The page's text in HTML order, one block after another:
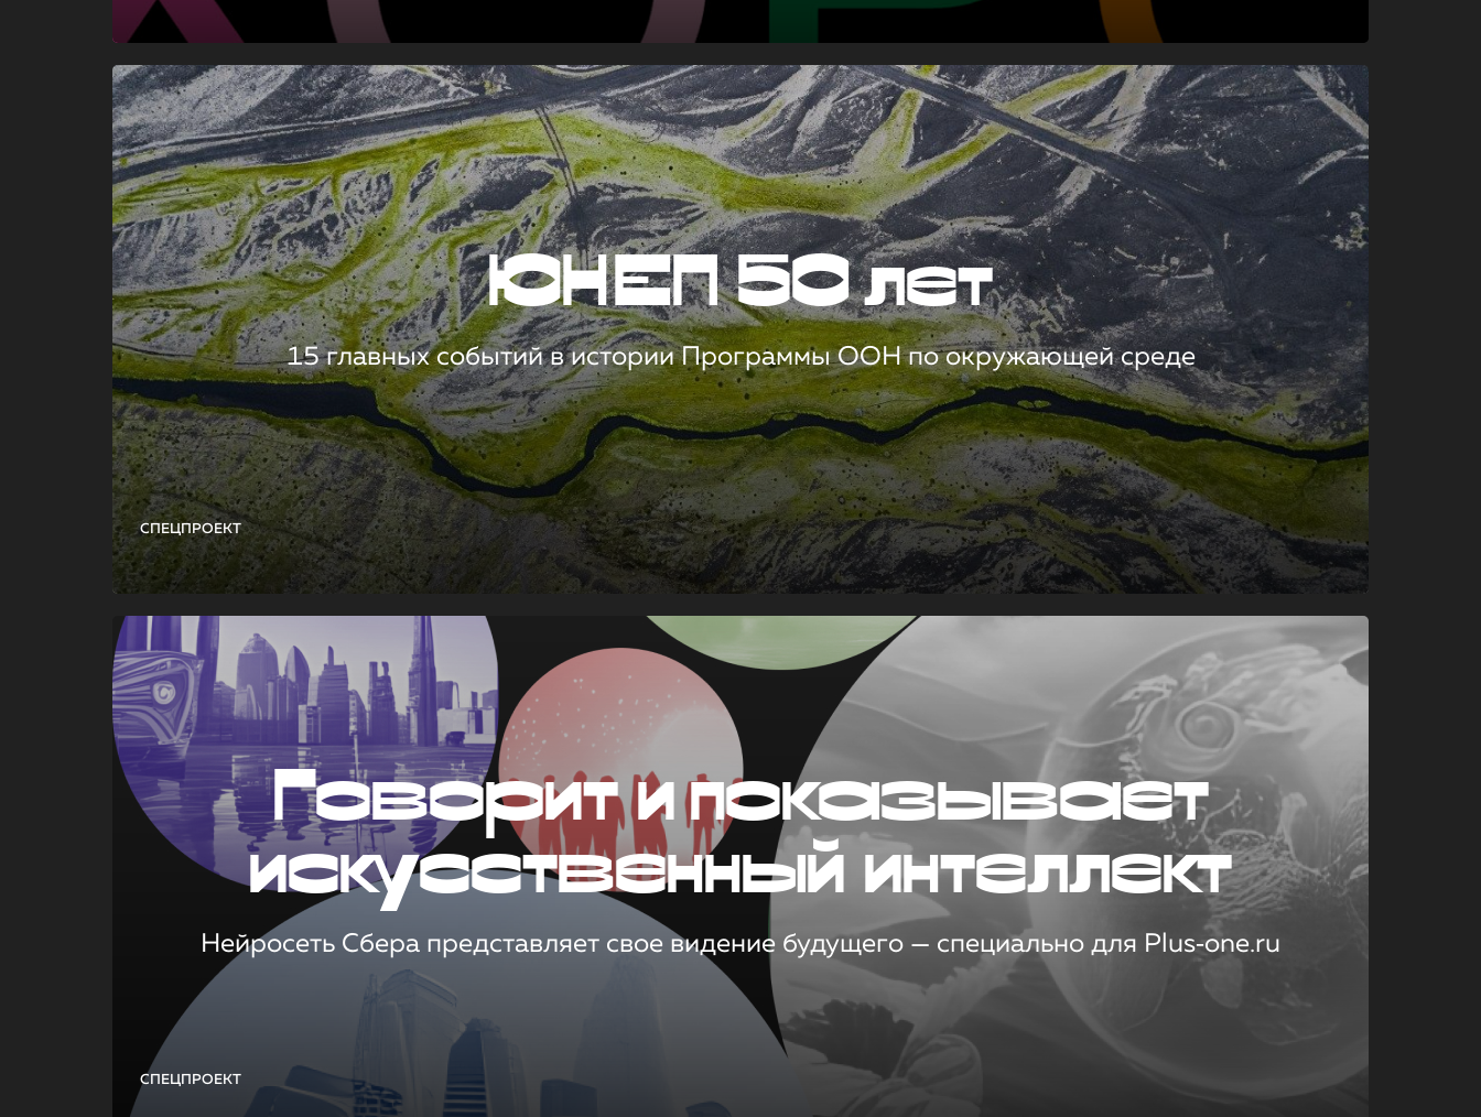
СПЕЦПРОЕКТ
ЮНЕП 50 лет
15 главных событий в истории Программы ООН по окружающей среде
СПЕЦПРОЕКТ
Говорит и показывает
искусственный интеллект
Нейросеть Сбера представляет свое видение будущего — специально для Plus‑one.ru